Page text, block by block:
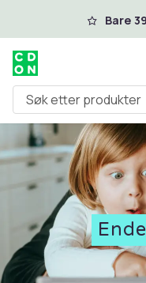
Hopp til Bare
Søk etter produkter